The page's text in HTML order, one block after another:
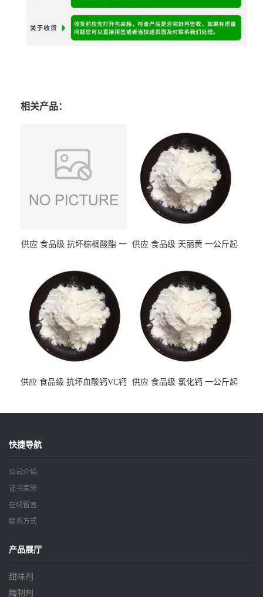
相关产品：
供应 食品级 抗坏棕榈酸酯 一
供应 食品级 天丽黄 一公斤起
供应 食品级 抗坏血酸钙VC钙 供应 食品级 氯化钙 一公斤起
快捷导航
公司介绍
证书荣誉
在线留言
联系方式
产品展厅
甜味剂
酶制剂